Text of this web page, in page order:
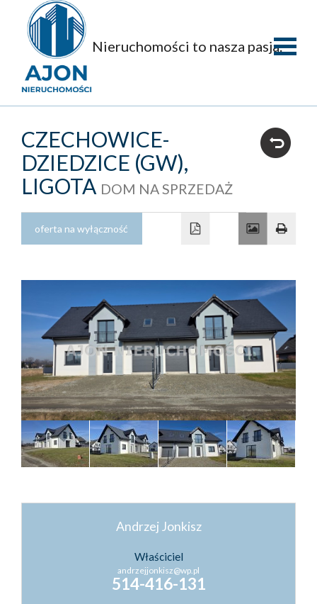
Nieruchomości to nasza pasja.
firmie
Oferty
Domy
Kontakt
Kredyty
CZECHOWICE-
DZIEDZICE (GW),
LIGOTA DOM NA SPRZEDAŻ
oferta na wyłączność
Andrzej Jonkisz
Właściciel
andrzejjonkisz@wp.pl
514-416-131